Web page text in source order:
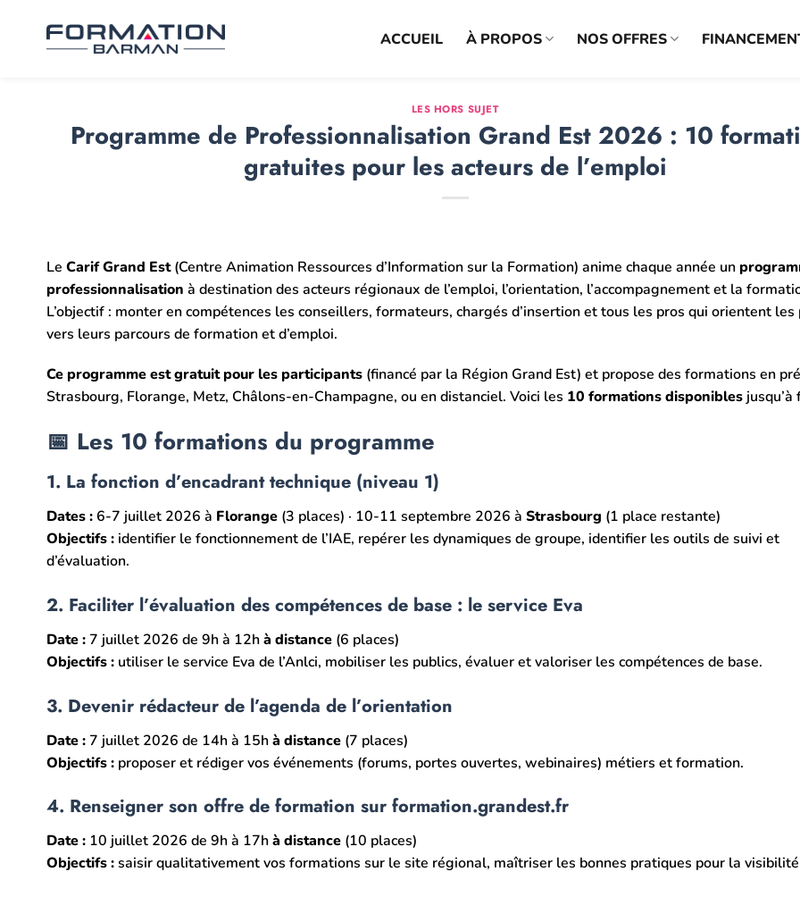
contenu
ACCUEIL À PROPOS NOS OFFRES
LES HORS SUJET
Programme de Professionnalisation Grand Est 2026 : 10
gratuites pour les acteurs de l’emploi
Le Carif Grand Est(Centre Animation Ressources d’Information sur la Formation) anime chaque année un
professionnalisation à destination des acteurs régionaux de l’emploi, l’orientation, l’accompagnement et la
L’objectif : monter en compétences les conseillers, formateurs, chargés d’insertion et tous les pros qui orientent les
vers leurs parcours de formation et d’emploi.
Ce programme est gratuit pour les participants (financé par la Région Grand Est) et propose des formations en
Strasbourg, Florange, Metz, Châlons-en-Champagne, ou en distanciel. Voici les 10 formations disponibles
📅 Les 10 formations du programme
1. La fonction d’encadrant technique (niveau 1)
Dates : 6-7 juillet 2026 à Florange (3 places) · 10-11 septembre 2026 à Strasbourg (1 place restante)
Objectifs : identifier le fonctionnement de l’IAE, repérer les dynamiques de groupe, identifier les outils de suivi et
d’évaluation.
2. Faciliter l’évaluation des compétences de base : le service Eva
Date : 7 juillet 2026 de 9h à 12hà distance (6 places)
Objectifs : utiliser le service Eva de l’Anlci, mobiliser les publics, évaluer et valoriser les compétences de base.
3. Devenir rédacteur de l’agenda de l’orientation
Date : 7 juillet 2026 de 14h à 15hà distance (7 places)
Objectifs : proposer et rédiger vos événements (forums, portes ouvertes, webinaires) métiers et formation.
4. Renseigner son offre de formation sur formation.grandest.fr
Date : 10 juillet 2026 de 9h à 17hà distance (10 places)
Objectifs :saisir qualitativement vos formations sur le site régional, maîtriser les bonnes pratiques pour la